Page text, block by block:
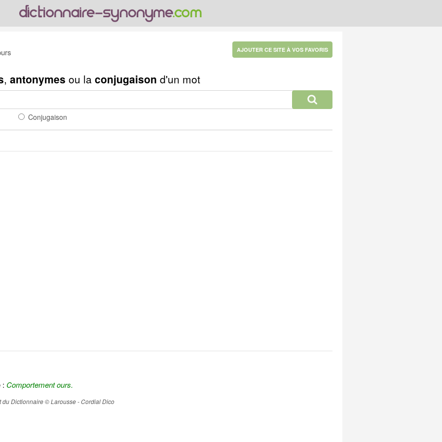
AJOUTER CE SITE À VOS FAVORIS
, antonymes ou la conjugaison d'un mot
Conjugaison
: Comportement ours.
du Dictionnaire © Larousse - Cordial Dico